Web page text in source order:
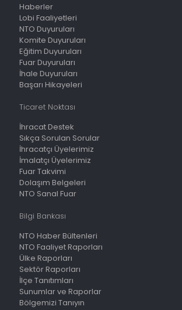
Haberler
Lobi Faaliyetleri
NTO Duyuruları
Komite Duyuruları
Eğitim Duyuruları
Fuar Duyuruları
İhale Duyuruları
Başarı Hikayeleri
Ticaret Noktası
İhracat Destek
Sıkça Sorulan Sorular
İhracatçı Üyelerimiz
İmalatçı Üyelerimiz
Fuar Takvimi
Dolaşım Belgeleri
NTO Sanal Fuar
Bilgi Bankası
NTO Haber Bültenleri
NTO Faaliyet Raporları
Ülke Raporları
Sektör Raporları
İlçe Tanıtımları
Sunumlar ve Raporlar
Bölgemizi Tanıyın